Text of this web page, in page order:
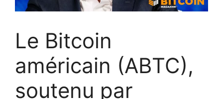
Le Bitcoin
américain (ABTC),
soutenu par